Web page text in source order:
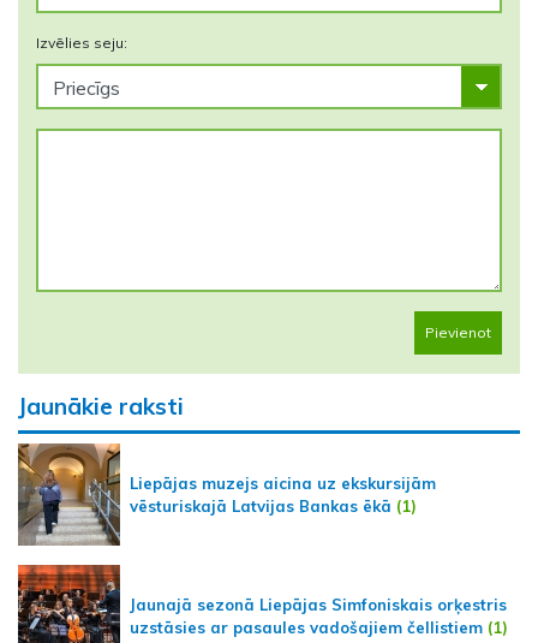
Izvēlies seju:
Pievienot
Jaunākie raksti
Liepājas muzejs aicina uz ekskursijām
vēsturiskajā Latvijas Bankas ēkā (1)
Jaunajā sezonā Liepājas Simfoniskais orķestris
uzstāsies ar pasaules vadošajiem čellistiem (1)